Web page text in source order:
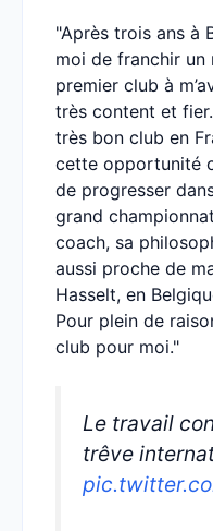
"Après trois ans à
moi de franchir un
premier club à
très content et
très bon club en
cette opportunité
de progresser
grand
coach, sa
aussi proche de
Hasselt, en
Pour plein de
club pour moi."
Le travail
trêve